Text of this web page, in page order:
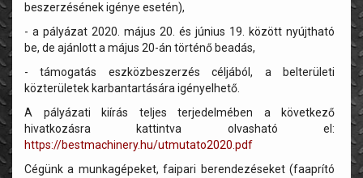
beszerzésének igénye esetén),
- a pályázat 2020. május 20. és június 19. között nyújtható
be, de ajánlott a május 20-án történő beadás,
- támogatás eszközbeszerzés céljából, a belterületi
közterületek karbantartására igényelhető.
A pályázati kiírás teljes terjedelmében a következő
hivatkozásra kattintva olvasható el:
https://bestmachinery.hu/utmutato2020.pdf
Cégünk a munkagépeket, faipari berendezéseket (faaprító